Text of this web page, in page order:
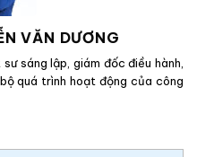
VĂN DƯƠNG
sáng lập, giám đốc điều hành,
quá trình hoạt động của công